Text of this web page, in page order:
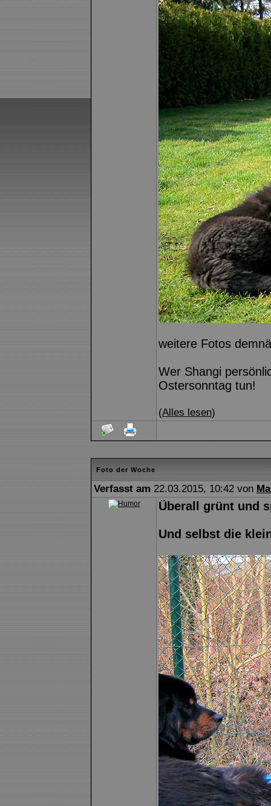
weitere Fotos
Wer Shangi
Ostersonntag tun!
(Alles lesen)
Foto der Woche
Verfasst am 22.03.2015, 10:42 von
Überall grünt und
Und selbst die